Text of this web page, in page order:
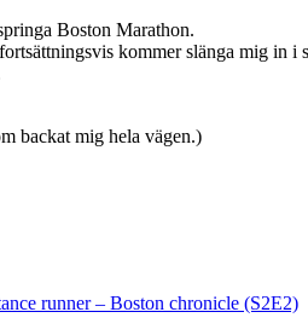
Boston Marathon.
kommer slänga mig in i
backat mig hela vägen.)
runner – Boston chronicle (S2E2)